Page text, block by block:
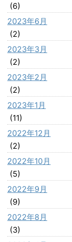
(6)
2023年6月
(2)
2023年3月
(2)
2023年2月
(2)
2023年1月
(11)
2022年12月
(2)
2022年10月
(5)
2022年9月
(9)
2022年8月
(3)